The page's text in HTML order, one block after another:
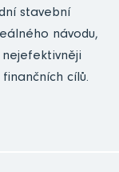
stavební
návodu,
cílů.